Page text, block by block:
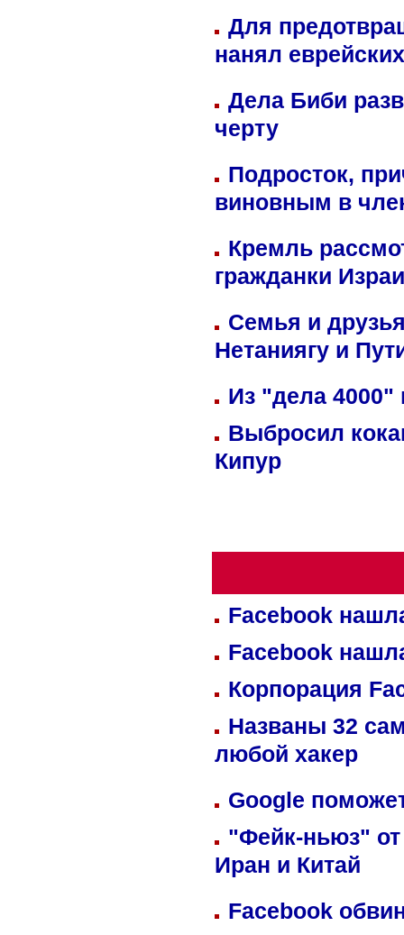
Для
нанял
Дела Биби
черту
Подросток,
виновным в
Кремль
гражданки
Семья и
Нетаниягу и
Из "дела 4000"
Выбросил
Кипур
Facebook
Facebook
Корпорация
Названы 32
любой хакер
Google
"Фейк-ньюз" от
Иран и Китай
Facebook